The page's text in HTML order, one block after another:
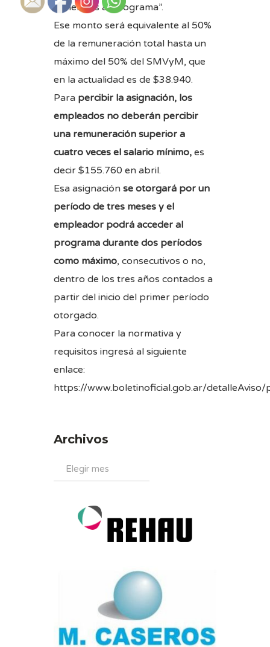
adheridos al Programa”.
Ese monto será equivalente al 50%
de la remuneración total hasta un
máximo del 50% del SMVyM, que
en la actualidad es de $38.940.
Para percibir la asignación, los
empleados no deberán percibir
una remuneración superior a
cuatro veces el salario mínimo, es
decir $155.760 en abril.
Esa asignación se otorgará por un
período de tres meses y el
empleador podrá acceder al
programa durante dos períodos
como máximo, consecutivos o no,
dentro de los tres años contados a
partir del inicio del primer período
otorgado.
Para conocer la normativa y
requisitos ingresá al siguiente
enlace:
https://www.boletinoficial.gob.ar/
Archivos
Archivos